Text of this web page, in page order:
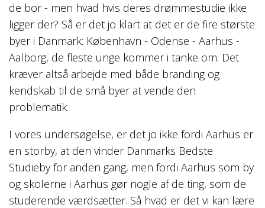
de bor - men hvad hvis deres drømmestudie ikke
ligger der? Så er det jo klart at det er de fire største
byer i Danmark: København - Odense - Aarhus -
Aalborg, de fleste unge kommer i tanke om. Det
kræver altså arbejde med både branding og
kendskab til de små byer at vende den
problematik.
I vores undersøgelse, er det jo ikke fordi Aarhus er
en storby, at den vinder Danmarks Bedste
Studieby for anden gang, men fordi Aarhus som by
og skolerne i Aarhus gør nogle af de ting, som de
studerende værdsætter. Så hvad er det vi kan lære